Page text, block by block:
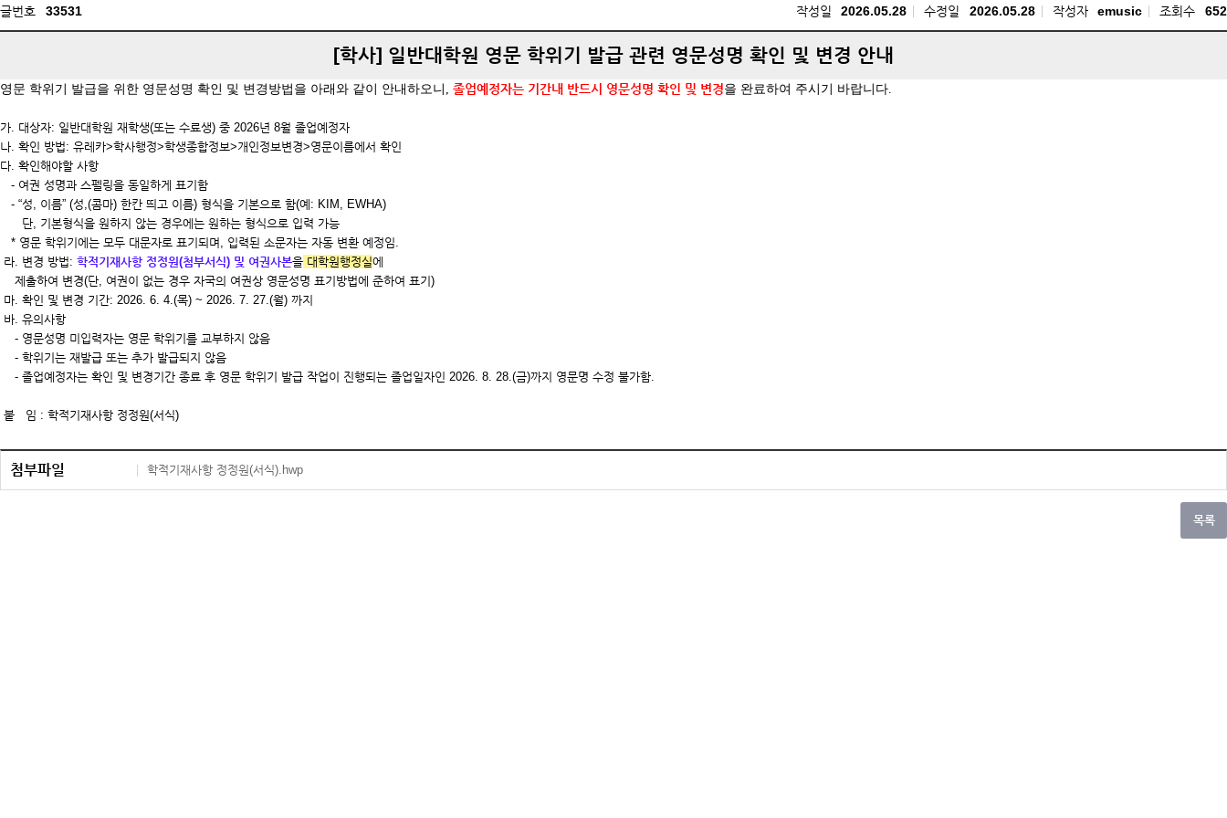
글번호 33531 작성일 2026.05.28 수정일 2026.05.28 작성자 emusic 조회수 652
[학사] 일반대학원 영문 학위기 발급 관련 영문성명 확인 및 변경 안내
영문 학위기 발급을 위한 영문성명 확인 및 변경방법을 아래와 같이 안내하오니, 졸업예정자는 기간내 반드시 영문성명 확인 및 변경을 완료하여 주시기 바랍니다.
가. 대상자: 일반대학원 재학생(또는 수료생) 중 2026년 8월 졸업예정자
나. 확인 방법: 유레카>학사행정>학생종합정보>개인정보변경>영문이름에서 확인
다. 확인해야할 사항
- 여권 성명과 스펠링을 동일하게 표기함
- “성, 이름” (성,(콤마) 한칸 띄고 이름) 형식을 기본으로 함(예: KIM, EWHA)
단, 기본형식을 원하지 않는 경우에는 원하는 형식으로 입력 가능
* 영문 학위기에는 모두 대문자로 표기되며, 입력된 소문자는 자동 변환 예정임.
라. 변경 방법: 학적기재사항정정원(첨부서식) 및 여권사본을 대학원행정실에
제출하여 변경(단, 여권이 없는 경우 자국의 여권상 영문성명 표기방법에 준하여 표기)
마. 확인 및 변경 기간: 2026. 6. 4.(목) ~ 2026. 7. 27.(월) 까지
바. 유의사항
- 영문성명 미입력자는 영문 학위기를 교부하지 않음
- 학위기는 재발급 또는 추가 발급되지 않음
- 졸업예정자는 확인 및 변경기간 종료 후 영문 학위기 발급 작업이 진행되는 졸업일자인 2026. 8. 28.(금)까지 영문명 수정 불가함.
붙 임 : 학적기재사항 정정원(서식)
첨부파일 학적기재사항 정정원(서식).hwp